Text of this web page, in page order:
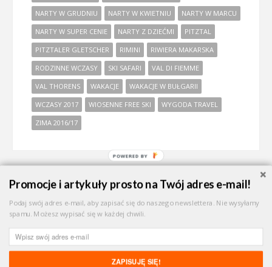
NARTY W GRUDNIU
NARTY W KWIETNIU
NARTY W MARCU
NARTY W SUPER CENIE
NARTY Z DZIEĆMI
PITZTAL
PITZTALER GLETSCHER
RIMINI
RIWIERA MAKARSKA
RODZINNE WCZASY
SKI SAFARI
VAL DI FIEMME
VAL THORENS
WAKACJE
WAKACJE W BUŁGARII
WCZASY 2017
WIOSENNE FREE SKI
WYGODA TRAVEL
ZIMA 2016/17
NA SKRÓTY:NARTY WŁOCHY|NARTY AUSTRIA|NARTY FRANCJA
Promocje i artykuły prosto na Twój adres e-mail!
Podaj swój adres e-mail, aby zapisać się do naszego newslettera. Nie wysyłamy
spamu. Możesz wypisać się w każdej chwili.
ZAPISUJĘ SIĘ!
POWERED
BY